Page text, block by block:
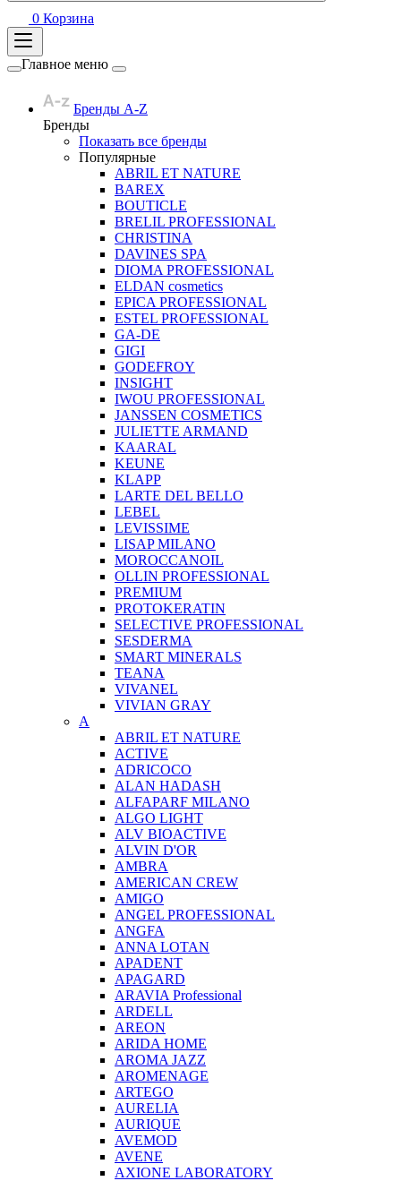
0 Корзина
Главное меню
Бренды A-Z
Бренды
Показать все бренды
Популярные
ABRIL ET NATURE
BAREX
BOUTICLE
BRELIL PROFESSIONAL
CHRISTINA
DAVINES SPA
DIOMA PROFESSIONAL
ELDAN cosmetics
EPICA PROFESSIONAL
ESTEL PROFESSIONAL
GA-DE
GIGI
GODEFROY
INSIGHT
IWOU PROFESSIONAL
JANSSEN COSMETICS
JULIETTE ARMAND
KAARAL
KEUNE
KLAPP
LARTE DEL BELLO
LEBEL
LEVISSIME
LISAP MILANO
MOROCCANOIL
OLLIN PROFESSIONAL
PREMIUM
PROTOKERATIN
SELECTIVE PROFESSIONAL
SESDERMA
SMART MINERALS
TEANA
VIVANEL
VIVIAN GRAY
A
ABRIL ET NATURE
ACTIVE
ADRICOCO
ALAN HADASH
ALFAPARF MILANO
ALGO LIGHT
ALV BIOACTIVE
ALVIN D'OR
AMBRA
AMERICAN CREW
AMIGO
ANGEL PROFESSIONAL
ANGFA
ANNA LOTAN
APADENT
APAGARD
ARAVIA Professional
ARDELL
AREON
ARIDA HOME
AROMA JAZZ
AROMENAGE
ARTEGO
AURELIA
AURIQUE
AVEMOD
AVENE
AXIONE LABORATORY